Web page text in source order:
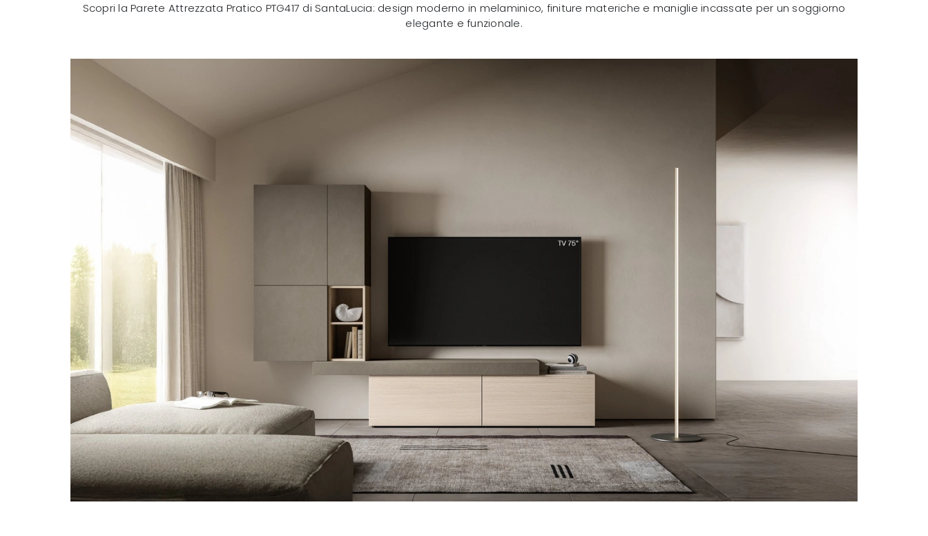
Scopri la Parete Attrezzata Pratico PTG417 di SantaLucia: design moderno in melaminico, finiture materiche e maniglie incassate per un soggiorno
elegante e funzionale.